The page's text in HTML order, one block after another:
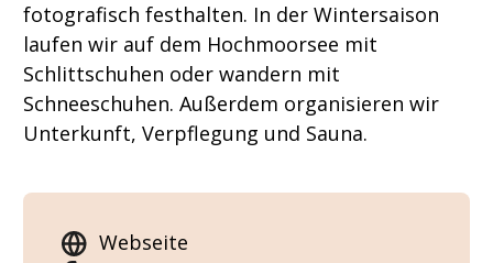
fotografisch festhalten. In der Wintersaison
laufen wir auf dem Hochmoorsee mit
Schlittschuhen oder wandern mit
Schneeschuhen. Außerdem organisieren wir
Unterkunft, Verpflegung und Sauna.
Webseite